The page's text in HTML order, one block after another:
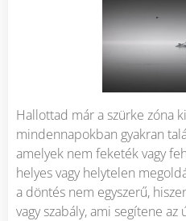
Hallottad már a szürke zóna
mindennapokban gyakran
amelyek nem feketék vagy
helyes vagy helytelen
a döntés nem egyszerű,
vagy szabály, ami segítene az